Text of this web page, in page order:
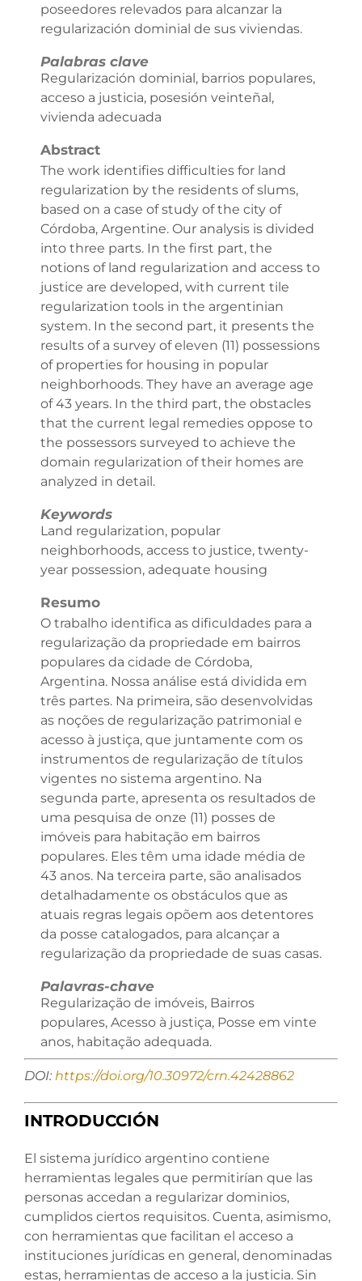
poseedores relevados para alcanzar la
regularización dominial de sus viviendas.
Palabras clave
Regularización dominial, barrios populares,
acceso a justicia, posesión veinteñal,
vivienda adecuada
Abstract
The work identifies difficulties for land
regularization by the residents of slums,
based on a case of study of the city of
Córdoba, Argentine. Our analysis is divided
into three parts. In the first part, the
notions of land regularization and access to
justice are developed, with current tile
regularization tools in the argentinian
system. In the second part, it presents the
results of a survey of eleven (11) possessions
of properties for housing in popular
neighborhoods. They have an average age
of 43 years. In the third part, the obstacles
that the current legal remedies oppose to
the possessors surveyed to achieve the
domain regularization of their homes are
analyzed in detail.
Keywords
Land regularization, popular
neighborhoods, access to justice, twenty-
year possession, adequate housing
Resumo
O trabalho identifica as dificuldades para a
regularização da propriedade em bairros
populares da cidade de Córdoba,
Argentina. Nossa análise está dividida em
três partes. Na primeira, são desenvolvidas
as noções de regularização patrimonial e
acesso à justiça, que juntamente com os
instrumentos de regularização de títulos
vigentes no sistema argentino. Na
segunda parte, apresenta os resultados de
uma pesquisa de onze (11) posses de
imóveis para habitação em bairros
populares. Eles têm uma idade média de
43 anos. Na terceira parte, são analisados
detalhadamente os obstáculos que as
atuais regras legais opõem aos detentores
da posse catalogados, para alcançar a
regularização da propriedade de suas casas.
Palavras-chave
Regularização de imóveis, Bairros
populares, Acesso à justiça, Posse em vinte
anos, habitação adequada.
DOI: https://doi.org/10.30972/crn.42428862
INTRODUCCIÓN
El sistema jurídico argentino contiene
herramientas legales que permitirían que las
personas accedan a regularizar dominios,
cumplidos ciertos requisitos. Cuenta, asimismo,
con herramientas que facilitan el acceso a
instituciones jurídicas en general, denominadas
estas, herramientas de acceso a la justicia. Sin